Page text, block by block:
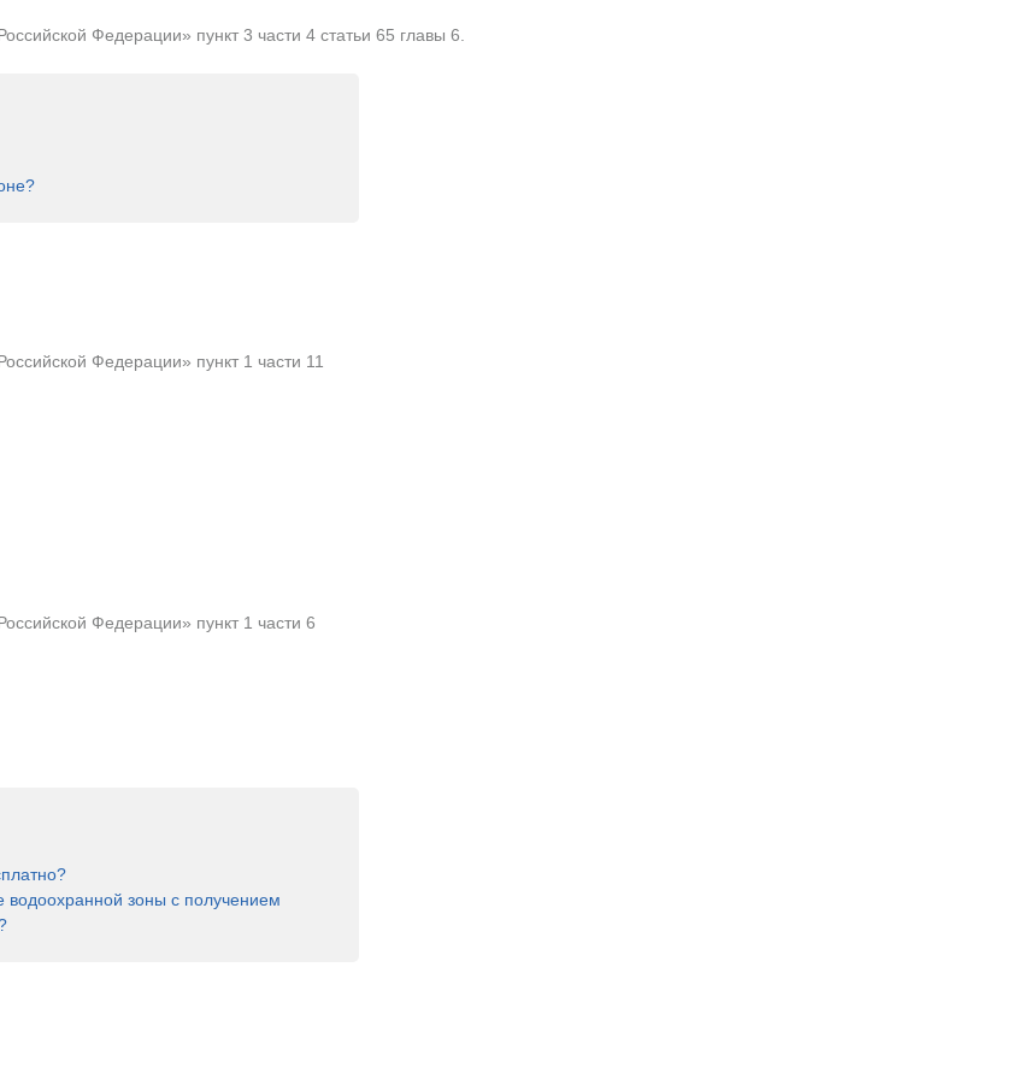
Федерации» пункт 3 части 4 статьи 65 главы 6.
Федерации» пункт 1 части 11
Федерации» пункт 1 части 6
водоохранной зоны с получением